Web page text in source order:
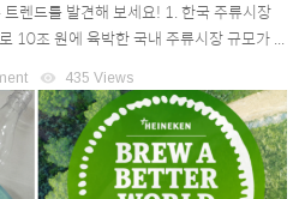
렌드를 발견해 보세요! 1. 한국 주류시장
10조 원에 육박한 국내 주류시장 규모가 ...
visibility 435 Views